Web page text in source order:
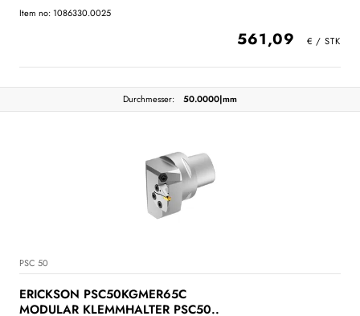
Item no: 1086330.0025
561,09
Durchmesser: 50.0000|mm
PSC 50
ERICKSON PSC50KGMER65C
MODULAR KLEMMHALTER PSC50..